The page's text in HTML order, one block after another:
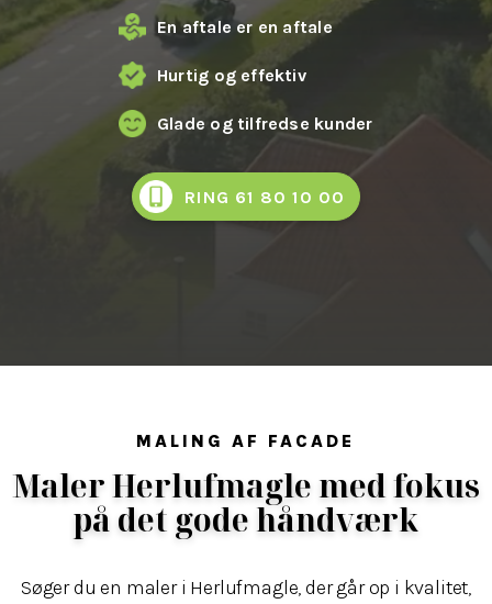
En aftale er en aftale
Hurtig og effektiv
Glade og tilfredse kunder
RING 61 80 10 00
MALING AF FACADE
Maler Herlufmagle med fokus
på det gode håndværk
Søger du en maler i Herlufmagle, der går op i kvalitet,